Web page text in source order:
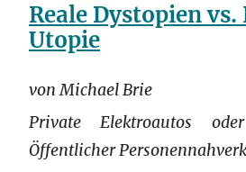
Reale Dystopien
Utopie
von Michael Brie
Private Elektroautos
Öffentlicher